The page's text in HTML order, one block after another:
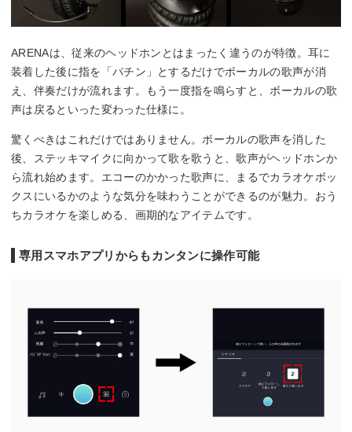
ARENAは、従来のヘッドホンとはまったく違うのが特徴。耳に
装着した後に指を「パチン」とするだけでボーカルの歌声が消
え、伴奏だけが流れます。もう一度指を鳴らすと、ボーカルの歌
声は戻るといった変わった仕様に。
驚くべきはこれだけではありません。ボーカルの歌声を消した
後、ステッキマイクに向かって歌を歌うと、歌声がヘッドホンか
ら流れ始めます。エコーのかかった歌声に、まるでカラオケボッ
クスにいるかのような気分を味わうことができるのが魅力。おう
ちカラオケを楽しめる、画期的なアイテムです。
専用スマホアプリからもカンタンに操作可能